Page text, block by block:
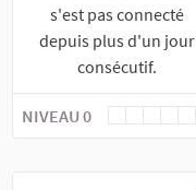
s'est pas connecté
depuis plus d'un jour
consécutif.
NIVEAU 0